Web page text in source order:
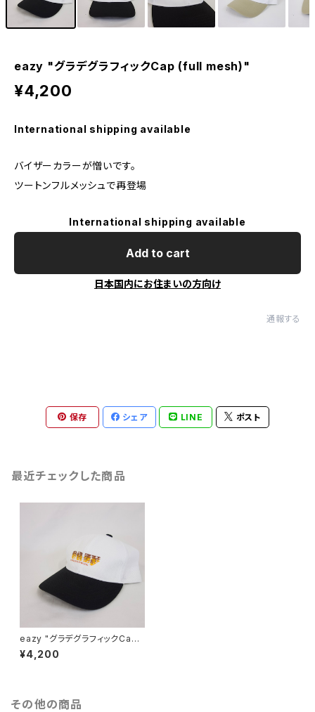
eazy "グラデグラフィックCap (full mesh)"
¥4,200
International shipping available
バイザーカラーが憎いです。
ツートンフルメッシュで再登場
International shipping available
Add to cart
日本国内にお住まいの方向け
通報する
保存 シェア LINE ポスト
最近チェックした商品
eazy "グラデグラフィックCap
(full mesh)"
¥4,200
その他の商品